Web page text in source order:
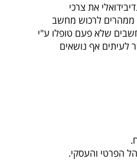
את צרכי
ממהרים לרכוש מחשב
שלא פעם טופלו ע"י
לעיתים אף נושאים